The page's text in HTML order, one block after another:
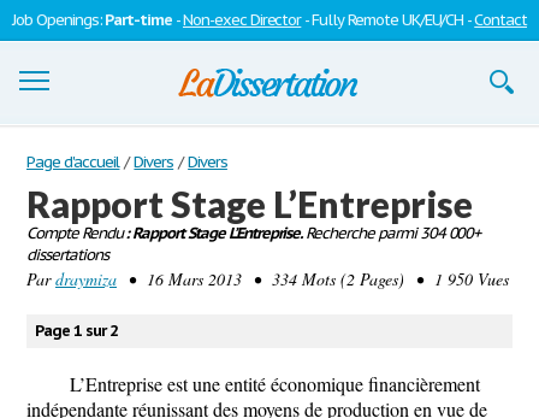
Job Openings:Part-time -Non-exec Director- Fully Remote UK/EU/CH -Contact
Dissertations
S'inscrire
Se connecter
Page d'accueil / Divers / Divers
Rapport Stage L’Entreprise
Compte Rendu: Rapport Stage L’Entreprise.Recherche parmi 304 000+
dissertations
Pardraymiza • 16 Mars 2013 • 334 Mots (2 Pages) • 1 950 Vues
Page 1 sur 2
L’Entreprise est une entité économique financièrement
indépendante réunissant des moyens de production en vue de